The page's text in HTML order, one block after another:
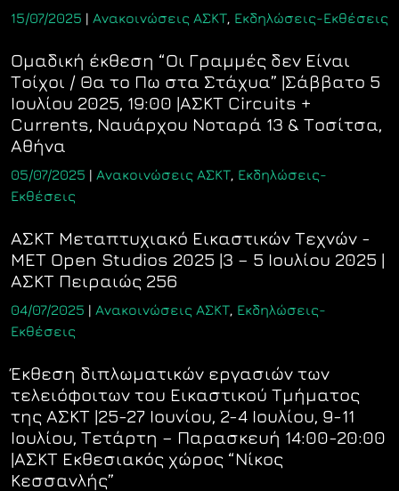
15/07/2025 | Ανακοινώσεις ΑΣΚΤ, Εκδηλώσεις-Εκθέσεις
Ομαδική έκθεση “Οι Γραμμές δεν Είναι
Τοίχοι / Θα το Πω στα Στάχυα” |Σάββατο 5
Ιουλίου 2025, 19:00 |ΑΣΚΤ Circuits +
Currents, Ναυάρχου Νοταρά 13 & Τοσίτσα,
Αθήνα
05/07/2025 | Ανακοινώσεις ΑΣΚΤ, Εκδηλώσεις-
Εκθέσεις
ΑΣΚΤ Μεταπτυχιακό Εικαστικών Τεχνών -
MET Open Studios 2025 |3 – 5 Ιουλίου 2025 |
ΑΣΚΤ Πειραιώς 256
04/07/2025 | Ανακοινώσεις ΑΣΚΤ, Εκδηλώσεις-
Εκθέσεις
Έκθεση διπλωματικών εργασιών των
τελειόφοιτων του Εικαστικού Τμήματος
της ΑΣΚΤ |25-27 Ιουνίου, 2-4 Ιουλίου, 9-11
Ιουλίου, Τετάρτη – Παρασκευή 14:00-20:00
|ΑΣΚΤ Εκθεσιακός χώρος “Νίκος
Κεσσανλής”